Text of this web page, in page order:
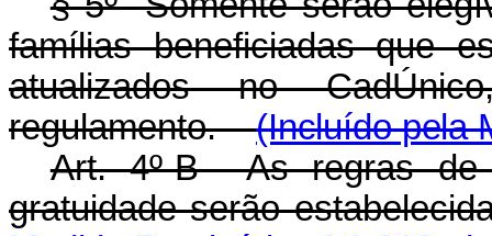
famílias beneficiadas que
atualizados no
regulamento.
(Incluído pela
Art. 4º-B As regras de
gratuidade serão